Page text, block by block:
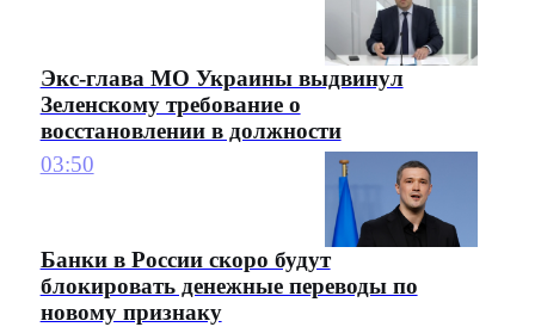
Экс-глава МО Украины выдвинул
Зеленскому требование о
восстановлении в должности
03:50
Банки в России скоро будут
блокировать денежные переводы по
новому признаку